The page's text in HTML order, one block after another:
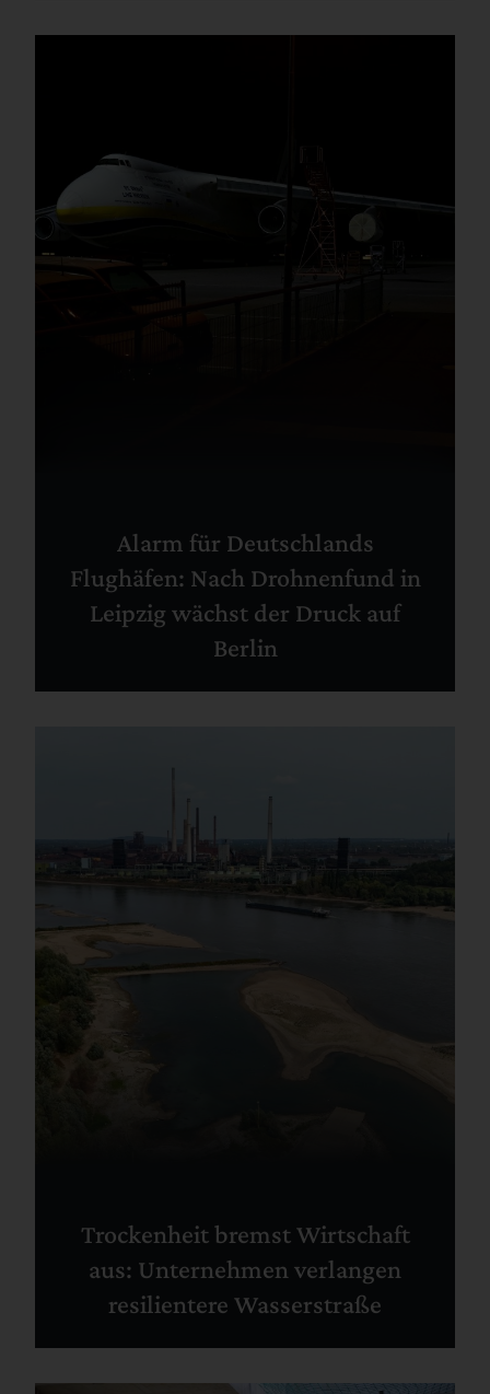
Alarm für Deutschlands
Flughäfen: Nach Drohnenfund in
Leipzig wächst der Druck auf
Berlin
Trockenheit bremst Wirtschaft
aus: Unternehmen verlangen
resilientere Wasserstraße